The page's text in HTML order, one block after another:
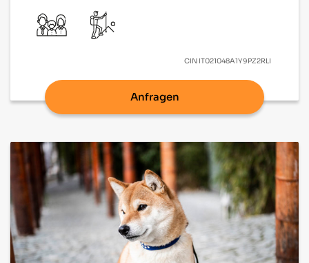
CIN IT021048A1Y9PZ2RLI
Anfragen